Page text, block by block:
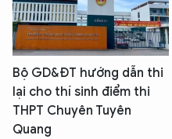
Bộ GD&ĐT hướng dẫn thi
lại cho thí sinh điểm thi
THPT Chuyên Tuyên
Quang